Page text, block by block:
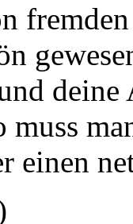
muss
einen